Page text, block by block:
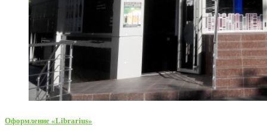
Оформление «Librarius»